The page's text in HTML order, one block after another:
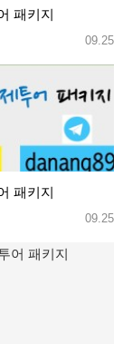
패키지
09.25
패키지
09.25